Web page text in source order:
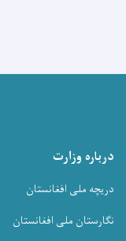
درباره وزارت
دریچه ملی افغانستان
نگارستان ملی افغانستان